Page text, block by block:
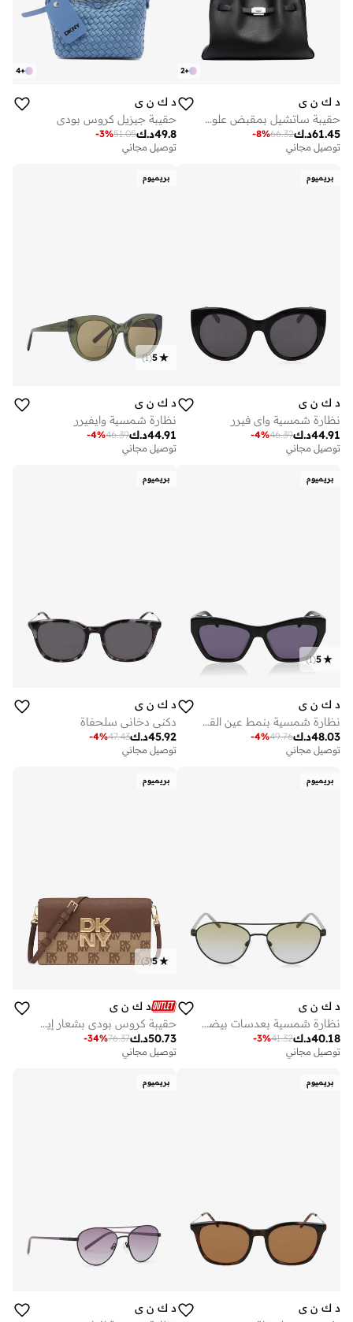
+
2
د ك ن ي
حقيبة ساتشيل بمقبض علوي وشعار براير
د.ك61.45
66.32
-8%
توصيل مجاني
+
4
د ك ن ي
حقيبة جيزيل كروس بودي
د.ك49.8
51.05
-3%
توصيل مجاني
بريميوم
د ك ن ي
نظارة شمسية واي فيرر
د.ك44.91
46.39
-4%
توصيل مجاني
بريميوم
5
(
1
)
د ك ن ي
نظارة شمسية وايفيرر
د.ك44.91
46.39
-4%
توصيل مجاني
بريميوم
5
(
1
)
د ك ن ي
نظارة شمسية بنمط عين القطة
د.ك48.03
49.76
-4%
توصيل مجاني
بريميوم
د ك ن ي
دكني دخاني سلحفاة
د.ك45.92
47.43
-4%
توصيل مجاني
بريميوم
د ك ن ي
نظارة شمسية بعدسات بيضوية
د.ك40.18
41.32
-3%
توصيل مجاني
بريميوم
5
(
3
)
د ك ن ي
حقيبة كروس بودي بشعار إيكو وغطاء قلاب
د.ك50.73
76.37
-34%
توصيل مجاني
بريميوم
د ك ن ي
بريميوم
د ك ن ي